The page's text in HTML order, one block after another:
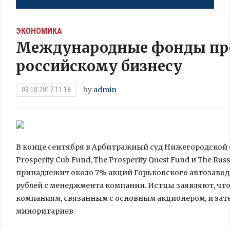
ЭКОНОМИКА
Международные фонды
российскому бизнесу
09.10.2017 11:18 by admin
В конце сентября в Арбитражный суд Нижегородской
Prosperity Cub Fund, The Prosperity Quest Fund и The
принадлежит около 7% акций Горьковского
рублей с менеджмента компании. Истцы заявляют,
компаниям, связанным с основным акционером, и
миноритариев.